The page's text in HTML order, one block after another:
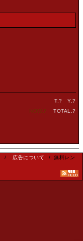
T.? Y.?
NOW. ? TOTAL.?
/ 広告について
/ 無料レン